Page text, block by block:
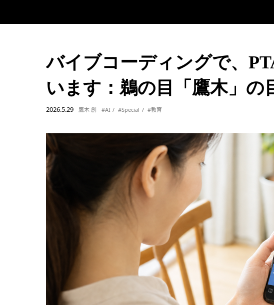
バイブコーディングで、
います：鵜の目「鷹木」の
2026.5.29 鷹木 創 #AI #Special #教育